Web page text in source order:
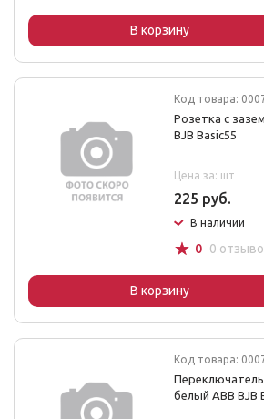
В корзину
Код товара:
Розетка с
BJB Basic55
Цена за: шт
225 руб.
В наличии
☆ 0 0
В корзину
Код товара:
белый ABB BJB